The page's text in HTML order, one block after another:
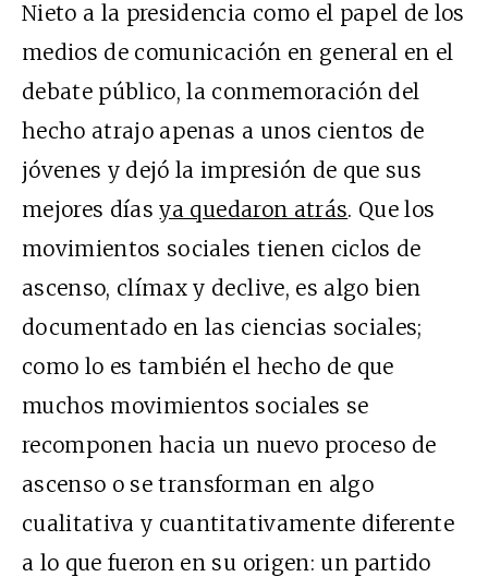
Nieto a la presidencia como el papel de los
medios de comunicación en general en el
debate público, la conmemoración del
hecho atrajo apenas a unos cientos de
jóvenes y dejó la impresión de que sus
mejores díasya quedaron atrás. Que los
movimientos sociales tienen ciclos de
ascenso, clímax y declive, es algo bien
documentado en las ciencias sociales;
como lo es también el hecho de que
muchos movimientos sociales se
recomponen hacia un nuevo proceso de
ascenso o se transforman en algo
cualitativa y cuantitativamente diferente
a lo que fueron en su origen: un partido